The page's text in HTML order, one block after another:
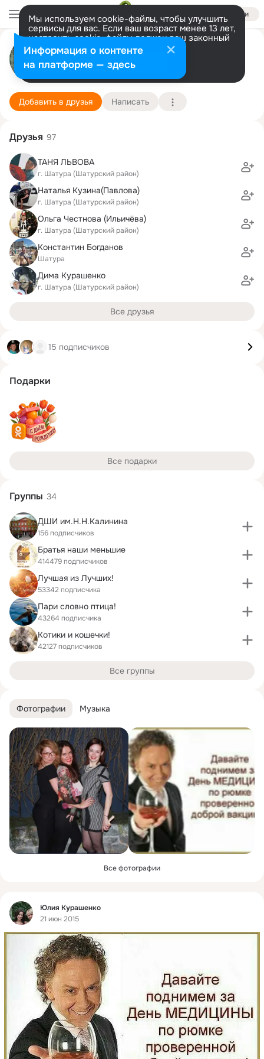
Войти
Мы используем cookie-файлы, чтобы улучшить
сервисы для вас. Если ваш возраст менее 13 лет,
настроить cookie-файлы должен ваш законный
представитель. Больше информации
Разрешить все Настроить
Юлия Курашенко
Москва 24 сентября (44 года)
Подробнее
Добавить в друзья Написать
Фотографии Музыка
Все фотографии
Фид
Юлия Курашенко
21 июн 2015
Друзья 97
ТАНЯ ЛЬВОВА
г. Шатура (Шатурский район)
Наталья Кузина(Павлова)
г. Шатура (Шатурский район)
Ольга Честнова (Ильичёва)
г. Шатура (Шатурский район)
Константин Богданов
Шатура
Дима Курашенко
г. Шатура (Шатурский район)
Все друзья
15 подписчиков
Подарки
Все подарки
Группы 34
ДШИ им.Н.Н.Калинина
156 подписчиков
Братья наши меньшие
414479 подписчиков
Лучшая из Лучших!
53342 подписчика
Пари словно птица!
43264 подписчика
Котики и кошечки!
42127 подписчиков
Все группы
Информация о контенте
на платформе — здесь